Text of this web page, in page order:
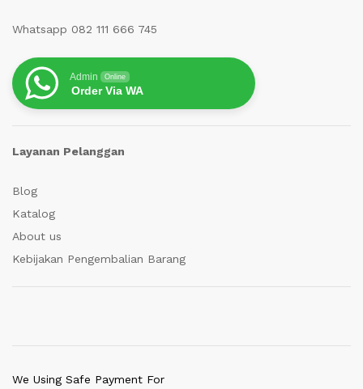
Whatsapp 082 111 666 745
Admin Online
Order Via WA
Layanan Pelanggan
Blog
Katalog
About us
Kebijakan Pengembalian Barang
We Using Safe Payment For